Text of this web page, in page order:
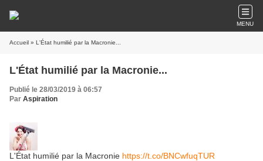
MENU
Accueil » L'État humilié par la Macronie...
L'État humilié par la Macronie...
Publié le 28/03/2019 à 06:57
Par Aspiration
L'État humilié par la Macronie https://t.co/BNCwfuqTUR